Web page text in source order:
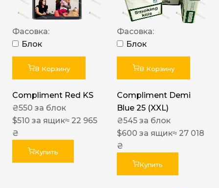
Фасовка:
Блок
В Корзину
Compliment Red KS
₴550 за блок
$510 за ящик≈ 22 965
₴
Купить
Фасовка:
Блок
В Корзину
Compliment Demi
Blue 25 (XXL)
₴545 за блок
$600 за ящик≈ 27 018
₴
Купить